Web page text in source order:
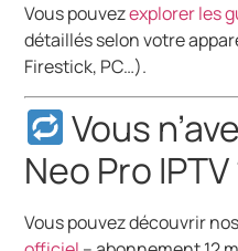
Vous pouvezexplorer les
détaillés selon votre
Firestick, PC…).
Vous
Neo Pro IPTV
Vous pouvez découvrir